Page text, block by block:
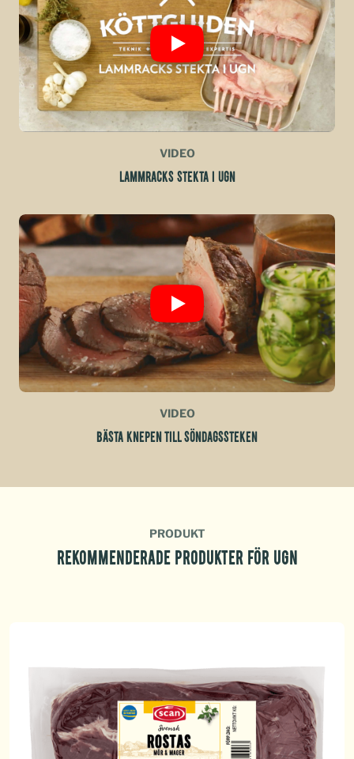
VIDEO
LAMMRACKS STEKTA I UGN
VIDEO
BÄSTA KNEPEN TILL SÖNDAGSSTEKEN
PRODUKT
REKOMMENDERADE PRODUKTER FÖR UGN